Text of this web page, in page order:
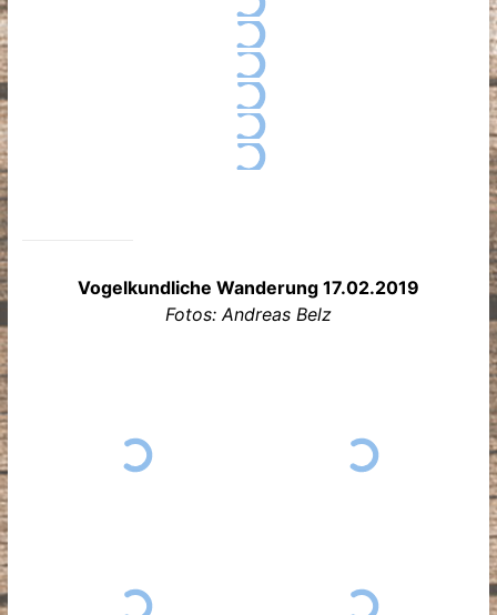
Vogelkundliche Wanderung 17.02.2019
Fotos: Andreas Belz